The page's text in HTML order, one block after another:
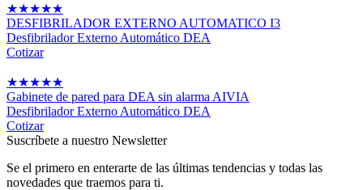
★★★★★
DESFIBRILADOR EXTERNO AUTOMATICO I3
Desfibrilador Externo Automático DEA
Cotizar
★★★★★
Gabinete de pared para DEA sin alarma AIVIA
Desfibrilador Externo Automático DEA
Cotizar
Suscríbete a nuestro Newsletter
Se el primero en enterarte de las últimas tendencias y todas las
novedades que traemos para ti.